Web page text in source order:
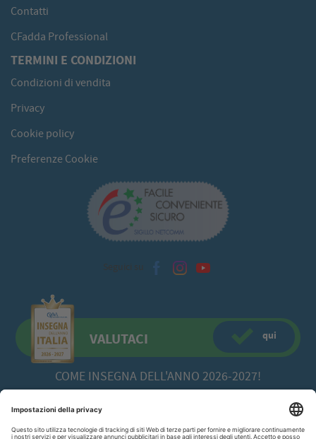
Contatti
CFadda Professional
TERMINI E CONDIZIONI
Condizioni di vendita
Privacy
Cookie policy
Preferenze Cookie
Seguici su
VALUTACI
COME INSEGNA DELL'ANNO 2026-2027!
qui